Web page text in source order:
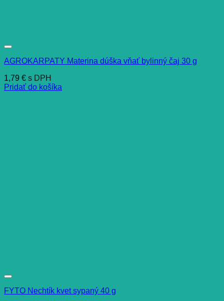
AGROKARPATY Materina dúška vňať bylinný čaj 30 g
1,79 € s DPH
Pridať do košíka
FYTO Nechtík kvet sypaný 40 g